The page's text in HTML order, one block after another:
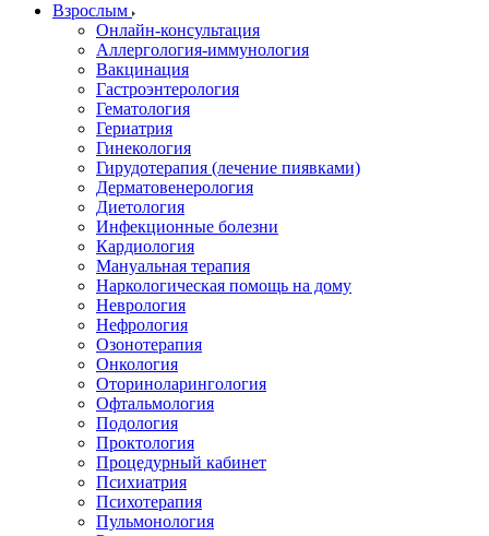
Взрослым
Онлайн-консультация
Аллергология-иммунология
Вакцинация
Гастроэнтерология
Гематология
Гериатрия
Гинекология
Гирудотерапия (лечение пиявками)
Дерматовенерология
Диетология
Инфекционные болезни
Кардиология
Мануальная терапия
Наркологическая помощь на дому
Неврология
Нефрология
Озонотерапия
Онкология
Оториноларингология
Офтальмология
Подология
Проктология
Процедурный кабинет
Психиатрия
Психотерапия
Пульмонология